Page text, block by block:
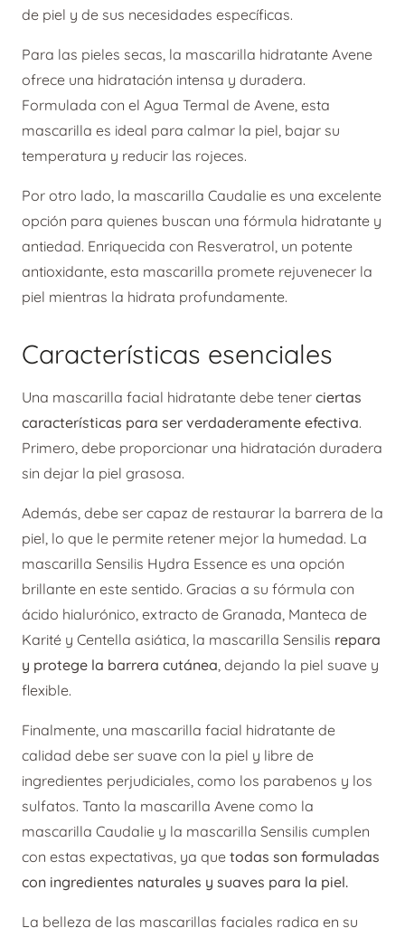
de piel y de sus necesidades específicas.
Para las pieles secas, la mascarilla hidratante Avene
ofrece una hidratación intensa y duradera.
Formulada con el Agua Termal de Avene, esta
mascarilla es ideal para calmar la piel, bajar su
temperatura y reducir las rojeces.
Por otro lado, la mascarilla Caudalie es una excelente
opción para quienes buscan una fórmula hidratante y
antiedad. Enriquecida con Resveratrol, un potente
antioxidante, esta mascarilla promete rejuvenecer la
piel mientras la hidrata profundamente.
Características esenciales
Una mascarilla facial hidratante debe tener ciertas
características para ser verdaderamente efectiva.
Primero, debe proporcionar una hidratación duradera
sin dejar la piel grasosa.
Además, debe ser capaz de restaurar la barrera de la
piel, lo que le permite retener mejor la humedad. La
mascarilla Sensilis Hydra Essence es una opción
brillante en este sentido. Gracias a su fórmula con
ácido hialurónico, extracto de Granada, Manteca de
Karité y Centella asiática, la mascarilla Sensilis repara
y protege la barrera cutánea, dejando la piel suave y
flexible.
Finalmente, una mascarilla facial hidratante de
calidad debe ser suave con la piel y libre de
ingredientes perjudiciales, como los parabenos y los
sulfatos. Tanto la mascarilla Avene como la
mascarilla Caudalie y la mascarilla Sensilis cumplen
con estas expectativas, ya que todas son formuladas
con ingredientes naturales y suaves para la piel.
La belleza de las mascarillas faciales radica en su